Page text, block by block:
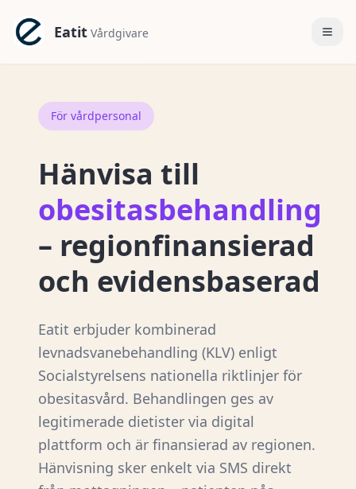
Eatit Vårdgivare
För vårdpersonal
Hänvisa till
obesitasbehandling
– regionfinansierad
och evidensbaserad
Eatit erbjuder kombinerad
levnadsvanebehandling (KLV) enligt
Socialstyrelsens nationella riktlinjer för
obesitasvård. Behandlingen ges av
legitimerade dietister via digital
plattform och är finansierad av regionen.
Hänvisning sker enkelt via SMS direkt